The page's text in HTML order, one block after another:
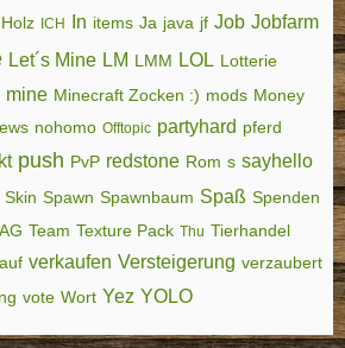
Holz ICH In items Ja java jf Job Jobfarm
Let´s Mine LM LMM LOL Lotterie
mine Minecraft Zocken :) mods Money
nohomo Offtopic partyhard pferd
push PvP redstone Rom s sayhello
Skin Spawn Spawnbaum Spaß Spenden
Team Texture Pack Thu Tierhandel
verkaufen Versteigerung verzaubert
vote Wort Yez YOLO